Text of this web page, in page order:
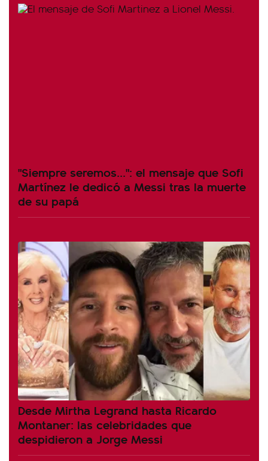
"Siempre seremos...": el mensaje que Sofi
Martínez le dedicó a Messi tras la muerte
de su papá
Desde Mirtha Legrand hasta Ricardo
Montaner: las celebridades que
despidieron a Jorge Messi